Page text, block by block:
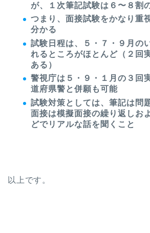
が、１次筆記試験は６〜８割
つまり、面接試験をかなり重
分かる
試験日程は、５・７・９月の
れるところがほとんど（２回
ある）
警視庁は５・９・１月の３回
道府県警と併願も可能
試験対策としては、筆記は問
面接は模擬面接の繰り返しお
どでリアルな話を聞くこと
以上です。